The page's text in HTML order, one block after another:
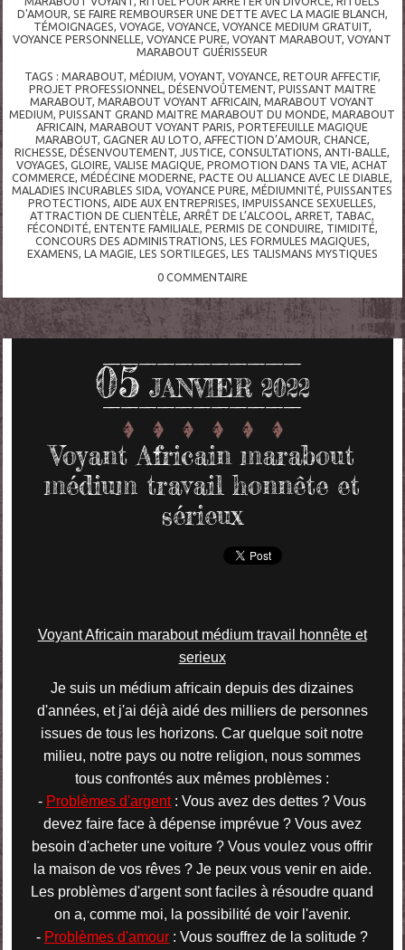
D'AMOUR, SE FAIRE REMBOURSER UNE DETTE AVEC LA MAGIE BLANCH,
TÉMOIGNAGES, VOYAGE, VOYANCE, VOYANCE MEDIUM GRATUIT,
VOYANCE PERSONNELLE,VOYANCE PURE,VOYANT MARABOUT,VOYANT
MARABOUT GUÉRISSEUR
TAGS : MARABOUT, MÉDIUM VOYANT, VOYANCE RETOUR AFFECTIF,
PROJET PROFESSIONNEL
DÉSENVOÛTEMENT, PUISSANT MAITRE
MARABOUT ,MARABOUT VOYANT AFRICAIN ,MARABOUT VOYANT
MEDIUM ,PUISSANT GRAND MAITRE MARABOUT DU MONDE ,MARABOUT
AFRICAIN ,MARABOUT VOYANT PARIS ,PORTEFEUILLE MAGIQUE
MARABOUT, GAGNER AU LOTO AFFECTION D’AMOUR CHANCE
RICHESSE ,DÉSENVOUTEMENT JUSTICE ,CONSULTATIONS ANTI-BALLE
VOYAGES ,GLOIRE ,VALISE MAGIQUE ,PROMOTION DANS TA VIE ACHAT
COMMERCE ,MÉDÉCINE MODERNE ,PACTE OU ALLIANCE AVEC LE DIABLE
MALADIES INCURABLES SIDA ,VOYANCE PURE ,MÉDIUMNITÉ ,PUISSANTES
PROTECTIONS AIDE AUX ENTREPRISES ,IMPUISSANCE SEXUELLES
ATTRACTION DE CLIENTÈLE ARRÊT DE L’ALCOOL ARRET TABAC
FÉCONDITÉ ENTENTE FAMILIALE PERMIS DE CONDUIRE TIMIDITÉ
CONCOURS DES ADMINISTRATIONS LES FORMULES MAGIQUES
EXAMENS LA MAGIE LES SORTILEGES LES TALISMANS MYSTIQUES
0 COMMENTAIRE
05 JANVIER 2022
Voyant Africain marabout
médium travail honnête et
sérieux
Voyant Africain marabout médium travail honnête et
serieux
Je suis un médium africain depuis des dizaines
d'années, et j'ai déjà aidé des milliers de personnes
issues de tous les horizons. Car quelque soit notre
milieu, notre pays ou notre religion, nous sommes
tous confrontés aux mêmes problèmes :
- Problèmes d'argent: Vous avez des dettes ? Vous
devez faire face à dépense imprévue ? Vous avez
besoin d'acheter une voiture ? Vous voulez vous offrir
la maison de vos rêves ? Je peux vous venir en aide.
Les problèmes d'argent sont faciles à résoudre quand
on a, comme moi, la possibilité de voir l'avenir.
- Problèmes d'amour : Vous souffrez de la solitude ?